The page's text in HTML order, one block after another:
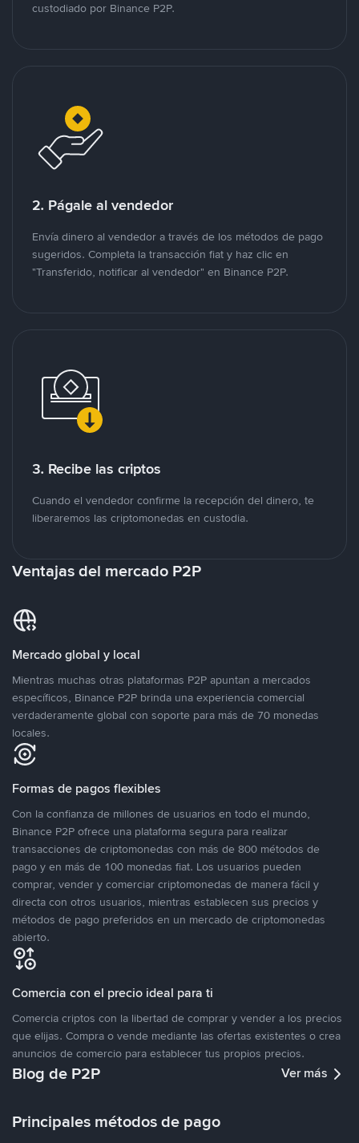
custodiado por Binance P2P.
2. Págale al vendedor
Envía dinero al vendedor a través de los métodos de pago
sugeridos. Completa la transacción fiat y haz clic en
"Transferido, notificar al vendedor" en Binance P2P.
3. Recibe las criptos
Cuando el vendedor confirme la recepción del dinero, te
liberaremos las criptomonedas en custodia.
Ventajas del mercado P2P
Mercado global y local
Mientras muchas otras plataformas P2P apuntan a mercados
específicos, Binance P2P brinda una experiencia comercial
verdaderamente global con soporte para más de 70 monedas
locales.
Formas de pagos flexibles
Con la confianza de millones de usuarios en todo el mundo,
Binance P2P ofrece una plataforma segura para realizar
transacciones de criptomonedas con más de 800 métodos de
pago y en más de 100 monedas fiat. Los usuarios pueden
comprar, vender y comerciar criptomonedas de manera fácil y
directa con otros usuarios, mientras establecen sus precios y
métodos de pago preferidos en un mercado de criptomonedas
abierto.
Comercia con el precio ideal para ti
Comercia criptos con la libertad de comprar y vender a los precios
que elijas. Compra o vende mediante las ofertas existentes o crea
anuncios de comercio para establecer tus propios precios.
Blog de P2P Ver más
Principales métodos de pago